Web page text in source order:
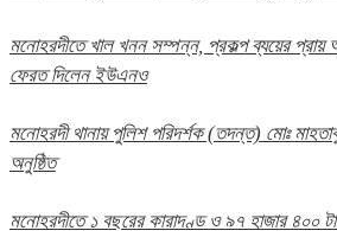
মনোহরদীতে খাল খনন সম্পন্ন, প্রকল্প ব্যয়ের প্রায়
ফেরত দিলেন ইউএনও
মনোহরদী থানায় পুলিশ পরিদর্শক (তদন্ত) মোঃ
অনুষ্ঠিত
মনোহরদীতে ১ বছরের কারাদণ্ড ও ৯৭ হাজার ৪০০